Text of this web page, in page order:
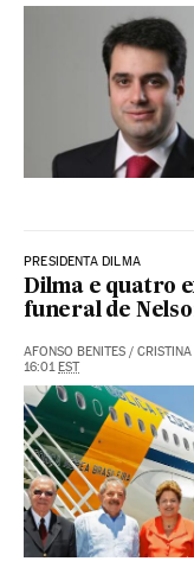
PRESIDENTA DILMA
Dilma e quatro
funeral de
AFONSO BENITES /
16:01EST